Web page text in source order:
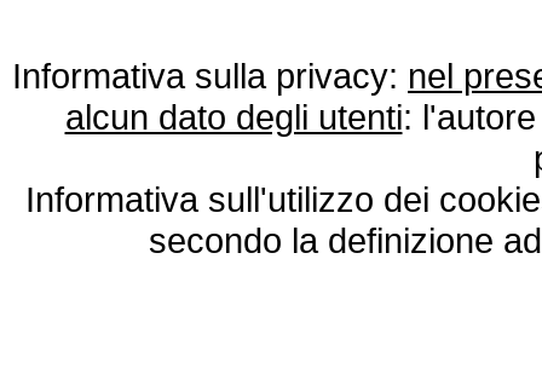
Informativa sulla privacy: nel
alcun dato degli utenti:
Informativa sull'utilizzo dei
secondo la definizione